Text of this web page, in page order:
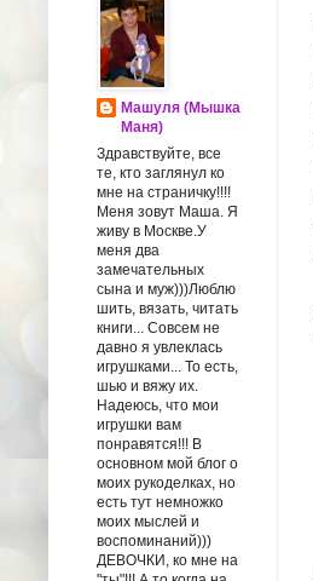
Машуля (Мышка
Маня)
Здравствуйте, все
те, кто заглянул ко
мне на страничку!!!!
Меня зовут Маша. Я
живу в Москве.У
меня два
замечательных
сына и муж)))Люблю
шить, вязать, читать
книги... Совсем не
давно я увлеклась
игрушками... То есть,
шью и вяжу их.
Надеюсь, что мои
игрушки вам
понравятся!!! В
основном мой блог о
моих рукоделках, но
есть тут немножко
моих мыслей и
воспоминаний)))
ДЕВОЧКИ, ко мне на